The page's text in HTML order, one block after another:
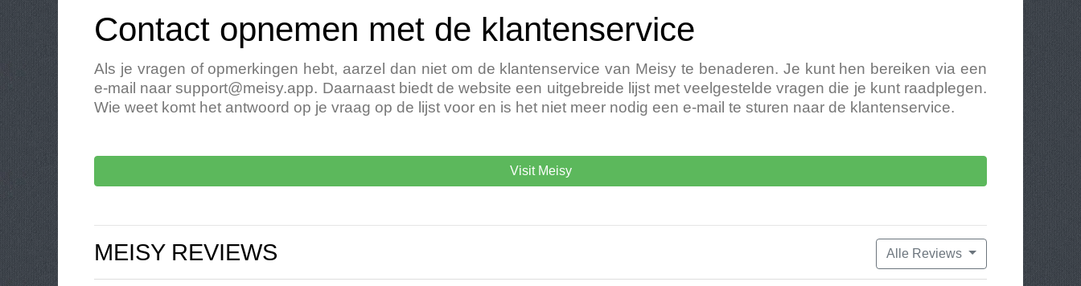
Contact opnemen met de klantenservice
Als je vragen of opmerkingen hebt, aarzel dan niet om de klantenservice van Meisy te benaderen. Je kunt hen bereiken via een
e-mail naarsupport@meisy.app. Daarnaast biedt de website een uitgebreide lijst met veelgestelde vragen die je kunt raadplegen.
Wie weet komt het antwoord op je vraag op de lijst voor en is het niet meer nodig een e-mail te sturen naar de klantenservice.
Visit Meisy
Alle Reviews
MEISY REVIEWS